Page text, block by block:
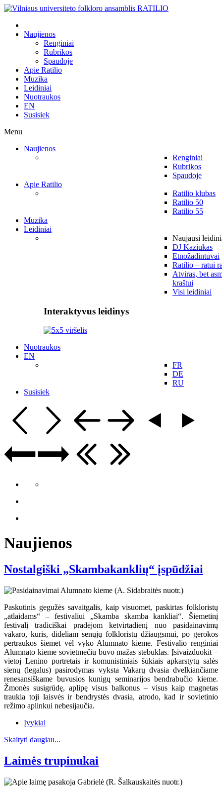
Naujienos
Renginiai
Rubrikos
Spaudoje
Apie Ratilio
Muzika
Leidiniai
Nuotraukos
EN
Susisiek
Menu
Naujienos
Renginiai
Rubrikos
Spaudoje
Apie Ratilio
Ratilio klubas
Ratilio 50
Ratilio 55
Muzika
Leidiniai
Naujausi
DJ Kaziukas
Etnožadintuvai
Ratilio – ratui
Atviras, bet
kraštui
Visi leidiniai
Interaktyvus leidinys
Nuotraukos
EN
FR
DE
RU
Susisiek
Naujienos
Nostalgiški „Skambakanklių“ įspūdžiai
Paskutinis gegužės savaitgalis, kaip visuomet, paskirtas folkloristų
„atlaidams“ – festivaliui „Skamba skamba kankliai“. Šiemetinį
festivalį tradiciškai pradėjom ketvirtadienį nuo pasidainavimų
vakaro, kuris, dideliam senųjų folkloristų džiaugsmui, po gerokos
pertraukos šiemet vėl vyko Alumnato kieme. Festivalio renginiai
Alumnato kieme sovietmečiu buvo mažas stebuklas. Įsivaizduokit –
vietoj Lenino portretais ir komunistiniais šūkiais apkarstytų salės
sienų (legalus) pasirodymas vyksta Vakarų dvasia dvelkiančiame
renesansiškame buvusios kunigų seminarijos bendrabučio kieme.
Žmonės susigrūdę, aplipę visus balkonus – visus kaip magnetas
traukia toji laisvės ir bendrystės dvasia, atrodo, kad ir sovietinio
režimo aplinkui nebesijaučia.
Įvykiai
Skaityti daugiau...
Laimės trupinukai